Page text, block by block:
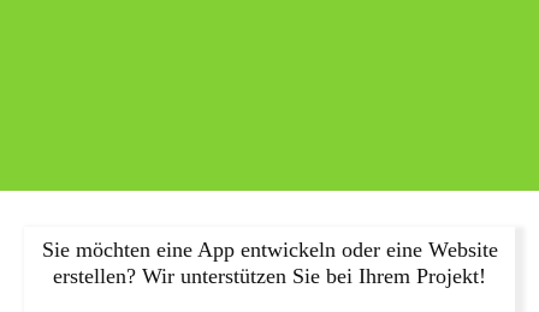
Sie möchten eine App entwickeln oder eine Website
erstellen? Wir unterstützen Sie bei Ihrem Projekt!